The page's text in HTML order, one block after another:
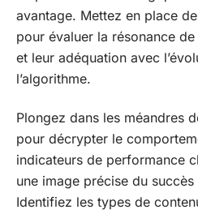
avantage. Mettez en place
pour évaluer la résonance
et leur adéquation avec
l’algorithme.
Plongez dans les méandres
pour décrypter le
indicateurs de performance
une image précise du
Identifiez les types de